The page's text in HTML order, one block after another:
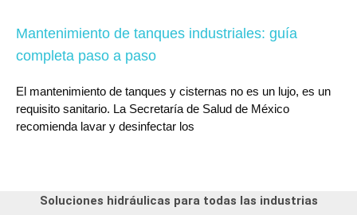
Mantenimiento de tanques industriales: guía
completa paso a paso
El mantenimiento de tanques y cisternas no es un lujo, es un
requisito sanitario. La Secretaría de Salud de México
recomienda lavar y desinfectar los
Soluciones hidráulicas para todas las industrias